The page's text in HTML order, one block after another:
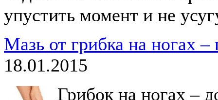
упустить момент и не
Мазь от грибка на ногах
18.01.2015
Грибок на ногах –